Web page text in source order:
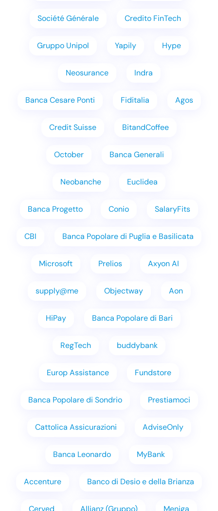
Société Générale Credito FinTech
Gruppo Unipol Yapily Hype
Neosurance Indra
Banca Cesare Ponti Fiditalia Agos
Credit Suisse BitandCoffee
October Banca Generali
Neobanche Euclidea
Banca Progetto Conio SalaryFits
CBI Banca Popolare di Puglia e Basilicata
Microsoft Prelios Axyon AI
supply@me Objectway Aon
HiPay Banca Popolare di Bari
RegTech buddybank
Europ Assistance Fundstore
Banca Popolare di Sondrio Prestiamoci
Cattolica Assicurazioni AdviseOnly
Banca Leonardo MyBank
Accenture Banco di Desio e della Brianza
Cerved Allianz (Gruppo) Meniga